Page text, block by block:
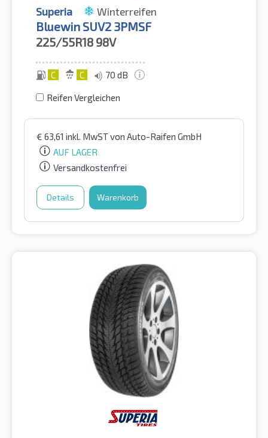
Superia Winterreifen
Bluewin SUV2 3PMSF
225/55R18 98V
C C 70 dB
Reifen Vergleichen
€ 63,61 inkl. MwSTvon Auto-Raifen GmbH
AUF LAGER
Versandkostenfrei
Details Warenkorb